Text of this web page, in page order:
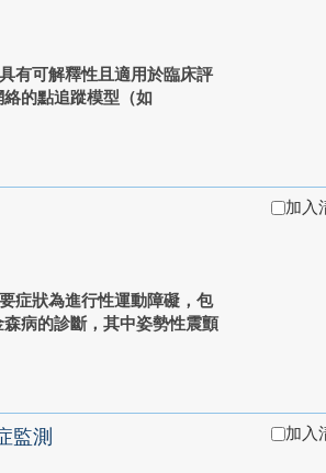
有可解釋性且適用於臨床評
的點追蹤模型（如
症狀為進行性運動障礙，包
病的診斷，其中姿勢性震顫
加入
監測 加入